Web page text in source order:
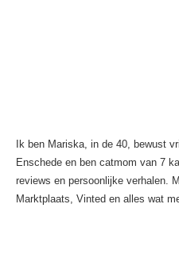
Ik ben Mariska, in de 40, bewust
Enschede en ben catmom van 7
reviews en persoonlijke verhalen.
Marktplaats, Vinted en alles wat